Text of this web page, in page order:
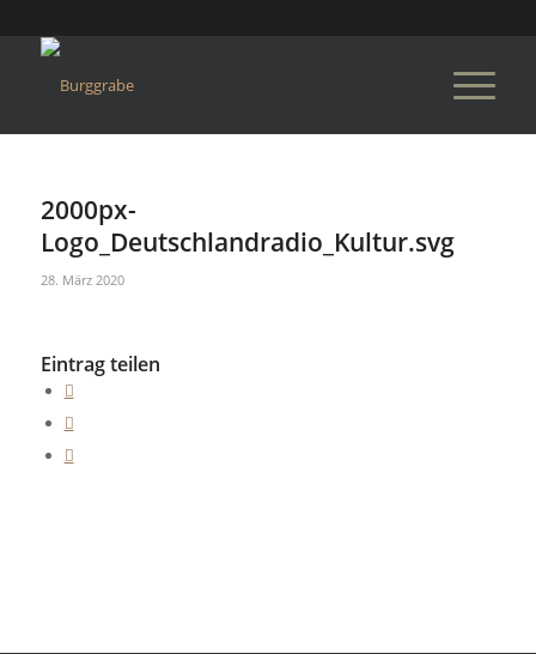
2000px-
Logo_Deutschlandradio_Kultur.svg
28. März 2020
Eintrag teilen